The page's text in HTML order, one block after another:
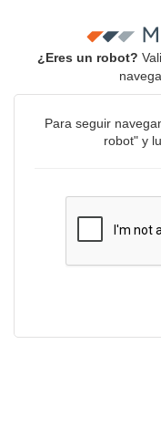
¿Eres un robot?
Para seguir
robot" y